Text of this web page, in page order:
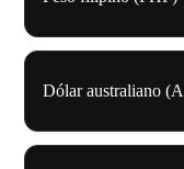
Dólar australiano